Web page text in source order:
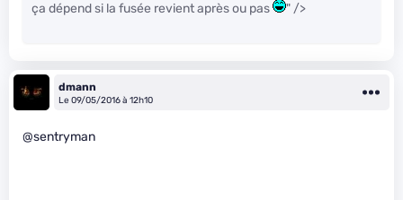
ça dépend si la fusée revient après ou pas " />
dmann
Le 09/05/2016 à 12h10
@sentryman